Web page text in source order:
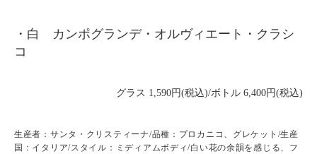
・白 カンポグランデ・オルヴィエート・クラシ
コ
グラス 1,590円(税込)/ボトル 6,400円(税込)
生産者：サンタ・クリスティーナ/品種：プロカニコ、グレケット/生産
国：イタリア/スタイル：ミディアムボディ/白い花の余韻を感じる、フ